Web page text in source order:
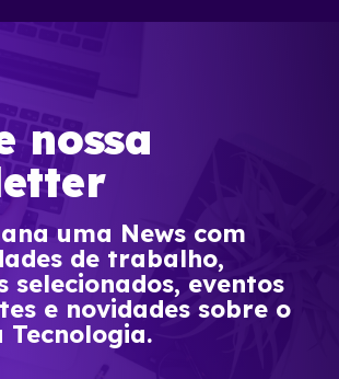
nossa
uma News com
de trabalho,
selecionados, eventos
e novidades sobre o
Tecnologia.